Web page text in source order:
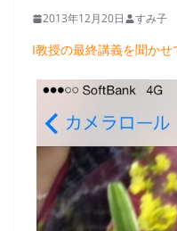
2013年12月20日 すみ子
I教授の最終講義を聞か